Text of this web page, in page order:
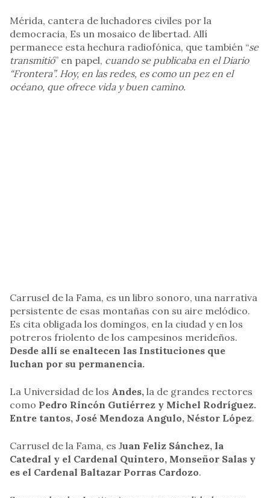
Mérida, cantera de luchadores civiles por la
democracia, Es un mosaico de libertad. Allí
permanece esta hechura radiofónica, que también “se
transmitió” en papel, cuando se publicaba en el Diario
“Frontera”. Hoy, en las redes, es como un pez en el
océano, que ofrece vida y buen camino.
Carrusel de la Fama, es un libro sonoro, una narrativa
persistente de esas montañas con su aire melódico.
Es cita obligada los domingos, en la ciudad y en los
potreros friolento de los campesinos merideños.
Desde allí se enaltecen las Instituciones que
luchan por su permanencia.
La Universidad de los Andes, la de grandes rectores
como Pedro Rincón Gutiérrez y Michel Rodríguez.
Entre tantos, José Mendoza Angulo, Néstor López.
Carrusel de la Fama, es Juan Feliz Sánchez, la
Catedral y el Cardenal Quintero, Monseñor Salas y
es el Cardenal Baltazar Porras Cardozo.